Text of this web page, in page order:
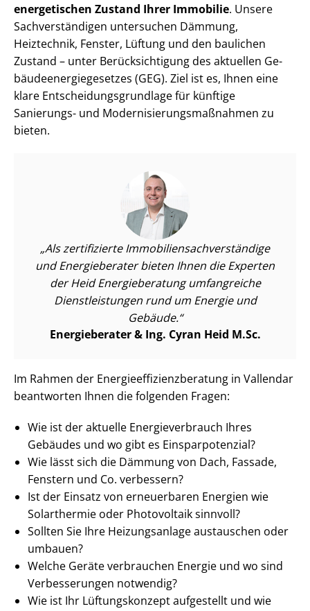
energetischen Zustand Ihrer Immobilie. Unsere
Sach­ver­stän­di­gen untersuchen Dämmung,
Heiztechnik, Fenster, Lüftung und den baulichen
Zustand – unter Be­rück­sich­ti­gung des aktuellen Ge­
bäu­de­en­er­gie­ge­set­zes (GEG). Ziel ist es, Ihnen eine
klare Ent­schei­dungs­grund­la­ge für künftige
Sanierungs- und Mo­der­ni­sie­rungs­maß­nah­men zu
bieten.
Als zertifizierte Im­mo­bi­li­en­sach­ver­stän­di­ge
und Energieberater bieten Ihnen die Experten
der Heid Energieberatung umfangreiche
Dienst­leis­tun­gen rund um Energie und
Gebäude.
Energieberater & Ing. Cyran Heid M.Sc.
Im Rahmen der En­er­gie­ef­fi­zi­enz­be­ra­tung in Vallendar
beantworten Ihnen die folgenden Fragen:
Wie ist der aktuelle En­er­gie­ver­brauch Ihres
Gebäudes und wo gibt es Ein­spar­po­ten­zi­al?
Wie lässt sich die Dämmung von Dach, Fassade,
Fenstern und Co. verbessern?
Ist der Einsatz von erneuerbaren Energien wie
Solarthermie oder Photovoltaik sinnvoll?
Sollten Sie Ihre Heizungsanlage austauschen oder
umbauen?
Welche Geräte verbrauchen Energie und wo sind
Verbesserungen notwendig?
Wie ist Ihr Lüftungskonzept aufgestellt und wie